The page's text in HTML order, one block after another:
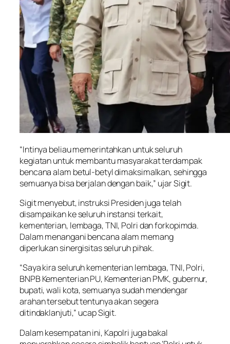
“Intinya beliau memerintahkan untuk seluruh
kegiatan untuk membantu masyarakat terdampak
bencana alam betul-betyl dimaksimalkan, sehingga
semuanya bisa berjalan dengan baik,” ujar Sigit.
Sigit menyebut, instruksi Presiden juga telah
disampaikan ke seluruh instansi terkait,
kementerian, lembaga, TNI, Polri dan forkopimda.
Dalam menangani bencana alam memang
diperlukan sinergisitas seluruh pihak.
“Saya kira seluruh kementerian lembaga, TNI, Polri,
BNPB Kementerian PU, Kementerian PMK, gubernur,
bupati, wali kota, semuanya sudah mendengar
arahan tersebut tentunya akan segera
ditindaklanjuti,” ucap Sigit.
Dalam kesempatan ini, Kapolri juga bakal